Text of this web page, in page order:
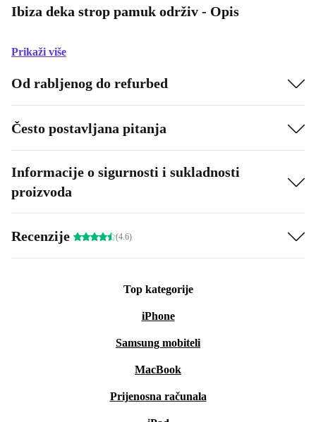
Ibiza deka strop pamuk održiv - Opis
Prikaži više
Od rabljenog do refurbed
Često postavljana pitanja
Informacije o sigurnosti i sukladnosti
proizvoda
Recenzije (4.6)
Top kategorije
iPhone
Samsung mobiteli
MacBook
Prijenosna računala